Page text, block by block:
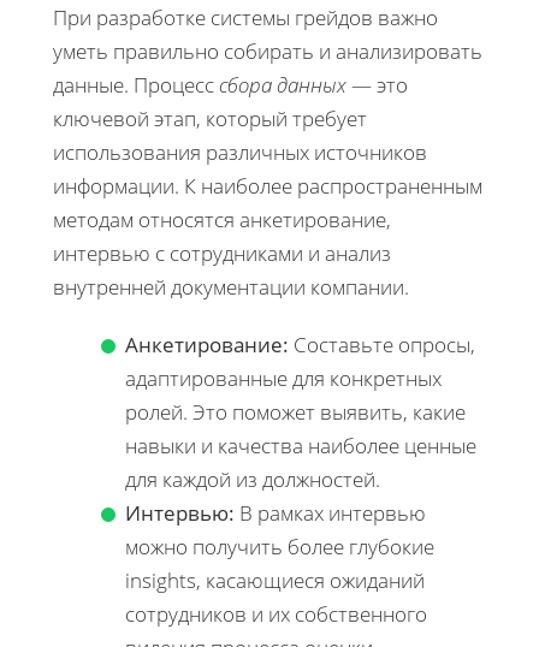
При разработке системы грейдов важно
уметь правильно собирать и анализировать
данные. Процесссбора данных— это
ключевой этап, который требует
использования различных источников
информации. К наиболее распространенным
методам относятся анкетирование,
интервью с сотрудниками и анализ
внутренней документации компании.
Анкетирование: Составьте опросы,
адаптированные для конкретных
ролей. Это поможет выявить, какие
навыки и качества наиболее ценные
для каждой из должностей.
Интервью: В рамках интервью
можно получить более глубокие
insights, касающиеся ожиданий
сотрудников и их собственного